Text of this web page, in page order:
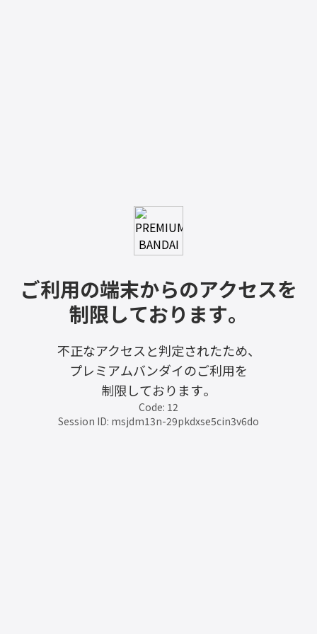
ご利用の端末からのアクセスを
制限しております。
不正なアクセスと判定されたため、
プレミアムバンダイのご利用を
制限しております。
Code: 12
Session ID: msjdm13n-29pkdxse5cin3v6do